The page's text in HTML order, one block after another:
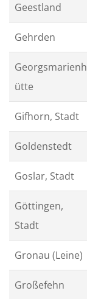
Geestland
Gehrden
Georgsmarienh
ütte
Gifhorn, Stadt
Goldenstedt
Goslar, Stadt
Göttingen,
Stadt
Gronau (Leine)
Großefehn